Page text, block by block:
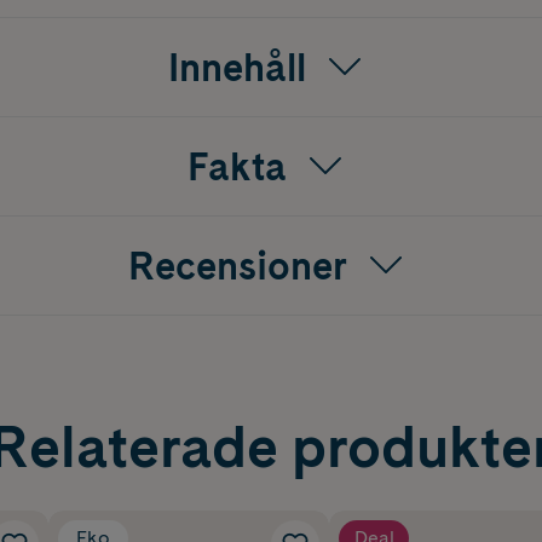
Innehåll
Fakta
Recensioner